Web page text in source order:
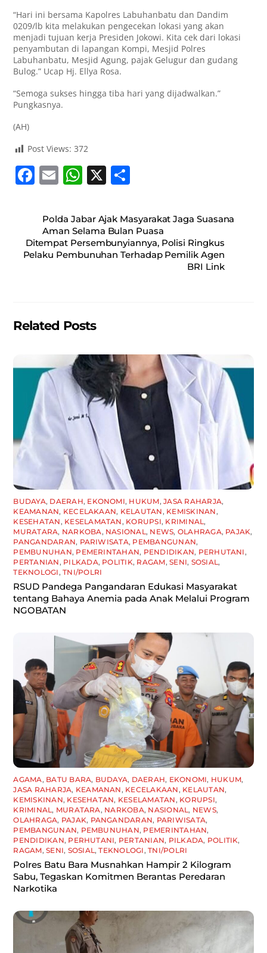
“Hari ini bersama Kapolres Labuhanbatu dan Dandim
0209/lb kita melakukan pengecekan lokasi yang akan
menjadi tujuan kerja Presiden Jokowi. Kita cek dari lokasi
penyambutan di lapangan Kompi, Mesjid Polres
Labuhanbatu, Mesjid Agung, pajak Gelugur dan gudang
Bulog.” Ucap Hj. Ellya Rosa.
“Semoga sukses hingga tiba hari yang dijadwalkan.”
Pungkasnya.
(AH)
Post Views: 372
F
c
e
b
E
ai
l
W
at
s
A
X
ar
e
Polda Jabar Ajak Masyarakat Jaga Suasana
Aman Selama Bulan Puasa
Ditempat Persembunyiannya, Polisi Ringkus
Pelaku Pembunuhan Terhadap Pemilik Agen
BRI Link
Related Posts
BUDAYA, DAERAH, EKONOMI, HUKUM,JASA RAHARJA,
KEAMANAN, KECELAKAAN, KELAUTAN, KEMISKINAN,
KESEHATAN, KESELAMATAN, KORUPSI, KRIMINAL,
MURATARA, NARKOBA, NASIONAL, NEWS, OLAHRAGA, PAJAK,
PANGANDARAN, PARIWISATA, PEMBANGUNAN,
PEMBUNUHAN, PEMERINTAHAN, PENDIDIKAN, PERHUTANI,
PERTANIAN, PILKADA, POLITIK, RAGAM,SENI, SOSIAL,
TEKNOLOGI,TNI/POLRI
RSUD Pandega Pangandaran Edukasi Masyarakat
tentang Bahaya Anemia pada Anak Melalui Program
NGOBATAN
AGAMA, BATU BARA, BUDAYA, DAERAH, EKONOMI, HUKUM,
JASA RAHARJA, KEAMANAN, KECELAKAAN, KELAUTAN,
KEMISKINAN, KESEHATAN, KESELAMATAN, KORUPSI,
KRIMINAL, MURATARA, NARKOBA, NASIONAL, NEWS,
OLAHRAGA, PAJAK, PANGANDARAN, PARIWISATA,
PEMBANGUNAN, PEMBUNUHAN, PEMERINTAHAN,
PENDIDIKAN, PERHUTANI, PERTANIAN, PILKADA, POLITIK,
RAGAM,SENI, SOSIAL,TEKNOLOGI,TNI/POLRI
Polres Batu Bara Musnahkan Hampir 2 Kilogram
Sabu, Tegaskan Komitmen Berantas Peredaran
Narkotika